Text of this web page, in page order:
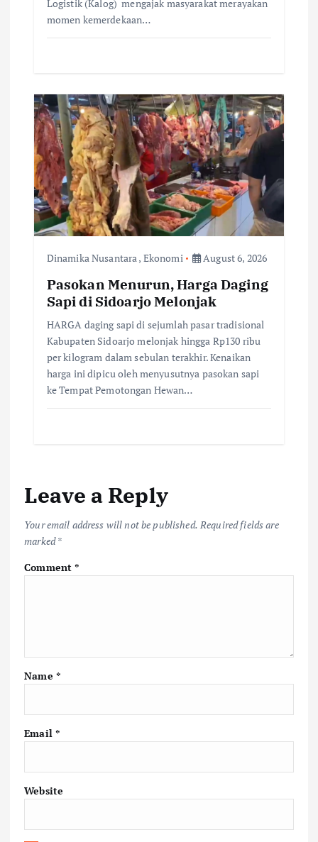
Logistik (Kalog) mengajak masyarakat merayakan
momen kemerdekaan…
Dinamika Nusantara, Ekonomi August 6, 2026
Pasokan Menurun, Harga Daging
Sapi di Sidoarjo Melonjak
HARGA daging sapi di sejumlah pasar tradisional
Kabupaten Sidoarjo melonjak hingga Rp130 ribu
per kilogram dalam sebulan terakhir. Kenaikan
harga ini dipicu oleh menyusutnya pasokan sapi
ke Tempat Pemotongan Hewan…
Leave a Reply
Your email address will not be published. Required fields are
marked*
Comment*
Name *
Email *
Website